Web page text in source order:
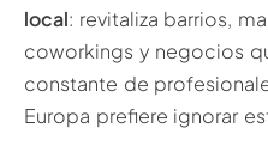
local: revitaliza barrios,
coworkings y negocios
constante de
Europa prefiere ignorar